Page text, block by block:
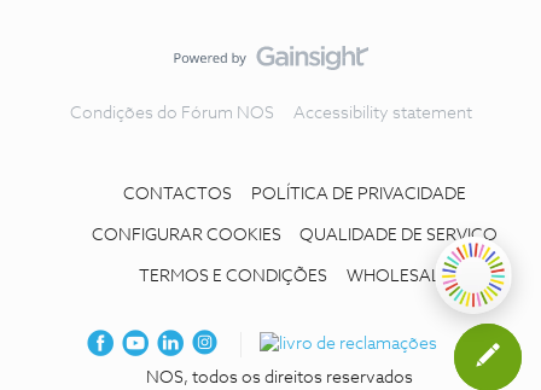
Condições do Fórum NOS Accessibility statement
CONTACTOS POLÍTICA DE PRIVACIDADE
CONFIGURAR COOKIES QUALIDADE DE SERVIÇO
TERMOS E CONDIÇÕES WHOLESALE
NOS, todos os direitos reservados